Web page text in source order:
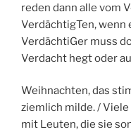
reden dann alle vom
VerdächtigTen,
VerdächtiGer muss
Verdacht hegt oder
Weihnachten, das
ziemlich milde. /
mit Leuten, die sie